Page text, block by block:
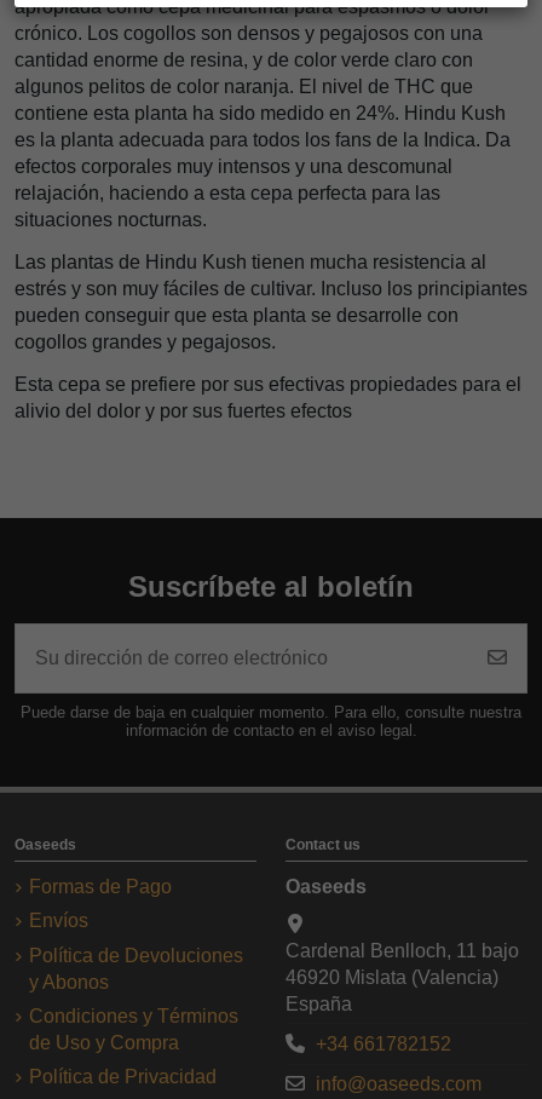
apropiada como cepa medicinal para espasmos o dolor
crónico. Los cogollos son densos y pegajosos con una
cantidad enorme de resina, y de color verde claro con
algunos pelitos de color naranja. El nivel de THC que
contiene esta planta ha sido medido en 24%. Hindu Kush
es la planta adecuada para todos los fans de la Indica. Da
efectos corporales muy intensos y una descomunal
relajación, haciendo a esta cepa perfecta para las
situaciones nocturnas.
Las plantas de Hindu Kush tienen mucha resistencia al
estrés y son muy fáciles de cultivar. Incluso los principiantes
pueden conseguir que esta planta se desarrolle con
cogollos grandes y pegajosos.
Esta cepa se prefiere por sus efectivas propiedades para el
alivio del dolor y por sus fuertes efectos
Suscríbete al boletín
Puede darse de baja en cualquier momento. Para ello, consulte nuestra
información de contacto en el aviso legal.
Oaseeds
Formas de Pago
Envíos
Política de Devoluciones
y Abonos
Condiciones y Términos
de Uso y Compra
Política de Privacidad
Contact us
Oaseeds
Cardenal Benlloch, 11 bajo
46920 Mislata (Valencia)
España
+34 661782152
info@oaseeds.com